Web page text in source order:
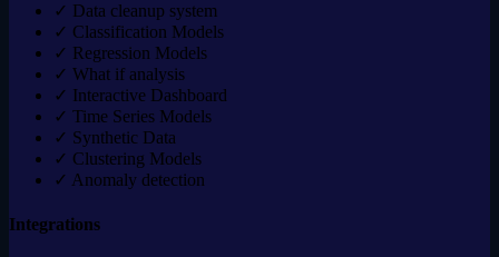
✓ Data cleanup system
✓ Classification Models
✓ Regression Models
✓ What if analysis
✓ Interactive Dashboard
✓ Time Series Models
✓ Synthetic Data
✓ Clustering Models
✓ Anomaly detection
Integrations